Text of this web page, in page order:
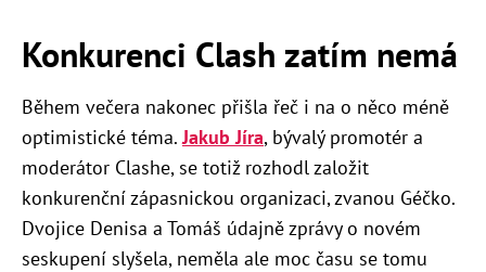
Konkurenci Clash zatím nemá
Během večera nakonec přišla řeč i na o něco méně
optimistické téma.Jakub Jíra, bývalý promotér a
moderátor Clashe, se totiž rozhodl založit
konkurenční zápasnickou organizaci, zvanou Géčko.
Dvojice Denisa a Tomáš údajně zprávy o novém
seskupení slyšela, neměla ale moc času se tomu